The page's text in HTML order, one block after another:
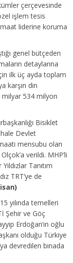
çerçevesinde
işlem tesis
liderine koruma
genel bütçeden
detaylarına
ilk üç ayda toplam
karşın din
534 milyon
Bisiklet
Devlet
mensubu olan
verildi. MHP’li
Tanıtım
TRT’ye de
yılında temelleri
Şehir ve Göç
Erdoğan’ın oğlu
olduğu Türkiye
devredilen binada